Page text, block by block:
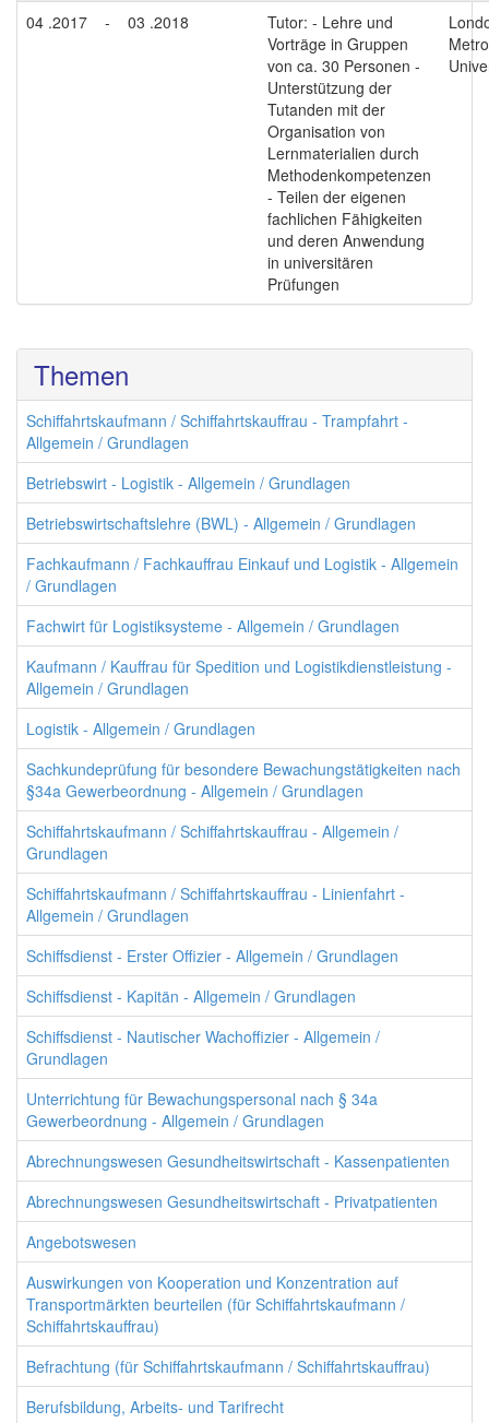
04 .2017
- 03 .2018
Tutor: - Lehre und
Vorträge in Gruppen
von ca. 30 Personen -
Unterstützung der
Tutanden mit der
Organisation von
Lernmaterialien durch
Methodenkompetenzen
- Teilen der eigenen
fachlichen Fähigkeiten
und deren Anwendung
in universitären
Prüfungen
Themen
Schiffahrtskaufmann / Schiffahrtskauffrau - Trampfahrt -
Allgemein / Grundlagen
Betriebswirt - Logistik - Allgemein / Grundlagen
Betriebswirtschaftslehre (BWL) - Allgemein / Grundlagen
Fachkaufmann / Fachkauffrau Einkauf und Logistik - Allgemein
/ Grundlagen
Fachwirt für Logistiksysteme - Allgemein / Grundlagen
Kaufmann / Kauffrau für Spedition und Logistikdienstleistung -
Allgemein / Grundlagen
Logistik - Allgemein / Grundlagen
Sachkundeprüfung für besondere Bewachungstätigkeiten nach
§34a Gewerbeordnung - Allgemein / Grundlagen
Schiffahrtskaufmann / Schiffahrtskauffrau - Allgemein /
Grundlagen
Schiffahrtskaufmann / Schiffahrtskauffrau - Linienfahrt -
Allgemein / Grundlagen
Schiffsdienst - Erster Offizier - Allgemein / Grundlagen
Schiffsdienst - Kapitän - Allgemein / Grundlagen
Schiffsdienst - Nautischer Wachoffizier - Allgemein /
Grundlagen
Unterrichtung für Bewachungspersonal nach § 34a
Gewerbeordnung - Allgemein / Grundlagen
Abrechnungswesen Gesundheitswirtschaft - Kassenpatienten
Abrechnungswesen Gesundheitswirtschaft - Privatpatienten
Angebotswesen
Auswirkungen von Kooperation und Konzentration auf
Transportmärkten beurteilen (für Schiffahrtskaufmann /
Schiffahrtskauffrau)
Befrachtung (für Schiffahrtskaufmann / Schiffahrtskauffrau)
Berufsbildung, Arbeits- und Tarifrecht